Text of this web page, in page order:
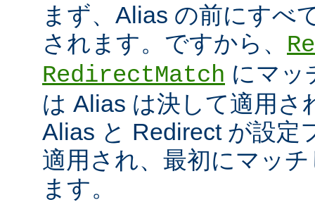
まず、Alias の前にすべ
されます。ですから、
RedirectMatch にマッ
は Alias は決して適用さ
Alias と Redirect が設定
適用され、最初にマッ
ます。